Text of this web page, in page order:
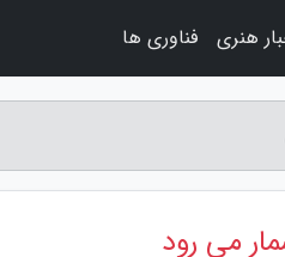
می رود
هنری فناوری ها